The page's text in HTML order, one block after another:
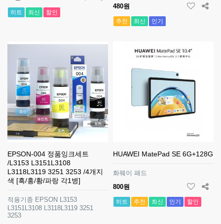
히트 최신 할인
480원
추천 최신 인기
EPSON-004 정품잉크세트
/L3153 L3151L3108
L3118L3119 3251 3253 /4개지
색 [흑/홍/황/파랑 각1병]
적용기종 EPSON L3153
L3151L3108 L3118L3119 3251
3253
HUAWEI MatePad SE 6G+128G
화웨이 패드
800원
히트 추천 최신 인기 할인